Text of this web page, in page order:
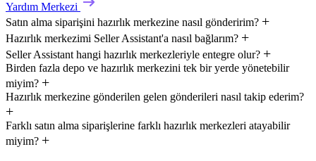
Yardım Merkezi
Satın alma siparişini hazırlık merkezine nasıl gönderirim?
Hazırlık merkezimi Seller Assistant'a nasıl bağlarım?
Seller Assistant hangi hazırlık merkezleriyle entegre olur?
Birden fazla depo ve hazırlık merkezini tek bir yerde yönetebilir
miyim?
Hazırlık merkezine gönderilen gelen gönderileri nasıl takip ederim?
Farklı satın alma siparişlerine farklı hazırlık merkezleri atayabilir
miyim?